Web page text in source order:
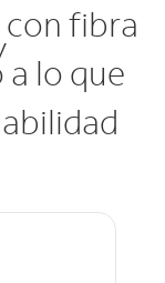
fibra
lo que